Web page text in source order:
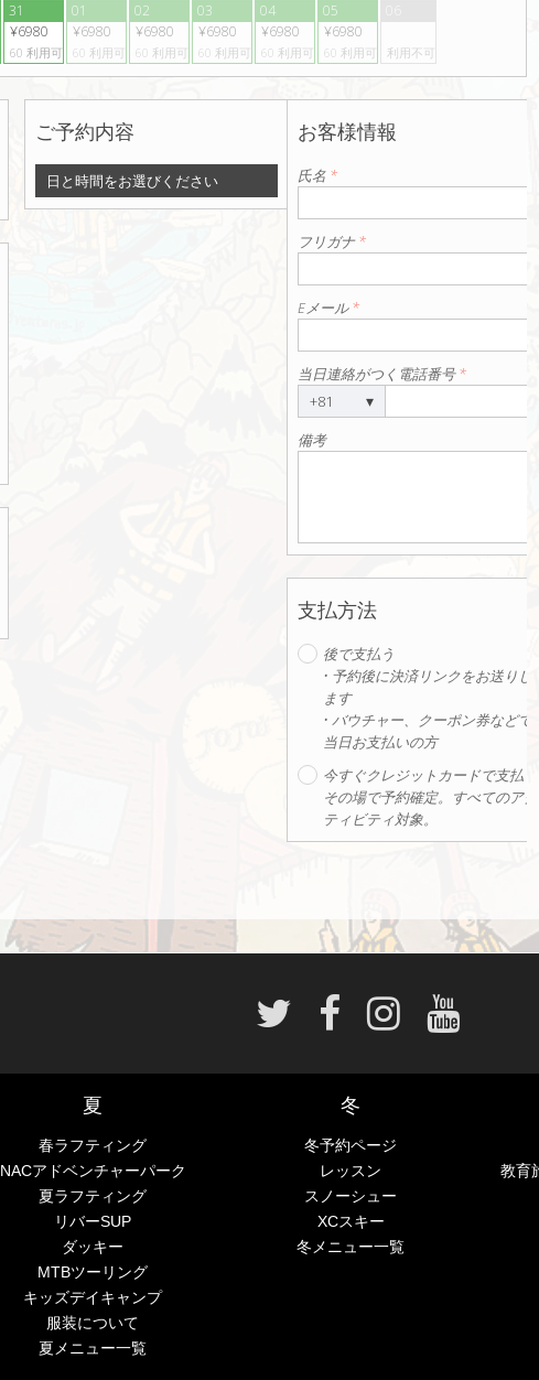
31
¥6980
60 利用可
01
¥6980
60 利用可
02
¥6980
60 利用可
03
¥6980
60 利用可
04
¥6980
60 利用可
05
¥6980
60 利用可 利用不可
ご予約内容
日と時間をお選びください
お客様情報
氏名 *
フリガナ*
Eメール*
当日連絡がつく電話番号*
+81
▾
備考
支払方法
後で支払う
• 予約後に決済リンクをお送りし
ます
• バウチャー、クーポン券などで
当日お支払いの方
今すぐクレジットカードで支払う
その場で予約確定。すべてのアク
ティビティ対象。
夏
春ラフティング
NACアドベンチャーパーク
夏ラフティング
リバーSUP
ダッキー
MTBツーリング
キッズデイキャンプ
服装について
夏メニュー一覧
冬
冬予約ページ
レッスン
スノーシュー
XCスキー
冬メニュー一覧
教育